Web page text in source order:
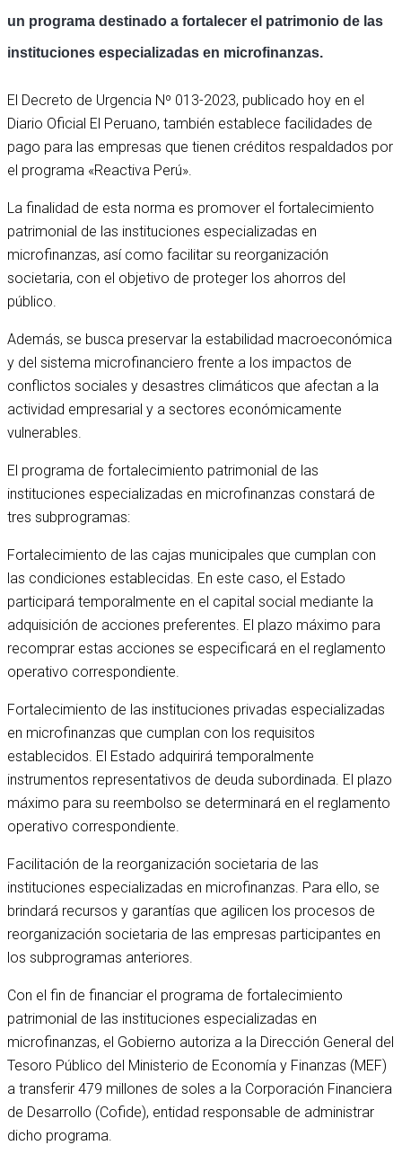
un programa destinado a fortalecer el patrimonio de las
instituciones especializadas en microfinanzas.
El Decreto de Urgencia Nº 013-2023, publicado hoy en el
Diario Oficial El Peruano, también establece facilidades de
pago para las empresas que tienen créditos respaldados por
el programa «Reactiva Perú».
La finalidad de esta norma es promover el fortalecimiento
patrimonial de las instituciones especializadas en
microfinanzas, así como facilitar su reorganización
societaria, con el objetivo de proteger los ahorros del
público.
Además, se busca preservar la estabilidad macroeconómica
y del sistema microfinanciero frente a los impactos de
conflictos sociales y desastres climáticos que afectan a la
actividad empresarial y a sectores económicamente
vulnerables.
El programa de fortalecimiento patrimonial de las
instituciones especializadas en microfinanzas constará de
tres subprogramas:
Fortalecimiento de las cajas municipales que cumplan con
las condiciones establecidas. En este caso, el Estado
participará temporalmente en el capital social mediante la
adquisición de acciones preferentes. El plazo máximo para
recomprar estas acciones se especificará en el reglamento
operativo correspondiente.
Fortalecimiento de las instituciones privadas especializadas
en microfinanzas que cumplan con los requisitos
establecidos. El Estado adquirirá temporalmente
instrumentos representativos de deuda subordinada. El plazo
máximo para su reembolso se determinará en el reglamento
operativo correspondiente.
Facilitación de la reorganización societaria de las
instituciones especializadas en microfinanzas. Para ello, se
brindará recursos y garantías que agilicen los procesos de
reorganización societaria de las empresas participantes en
los subprogramas anteriores.
Con el fin de financiar el programa de fortalecimiento
patrimonial de las instituciones especializadas en
microfinanzas, el Gobierno autoriza a la Dirección General del
Tesoro Público del Ministerio de Economía y Finanzas (MEF)
a transferir 479 millones de soles a la Corporación Financiera
de Desarrollo (Cofide), entidad responsable de administrar
dicho programa.